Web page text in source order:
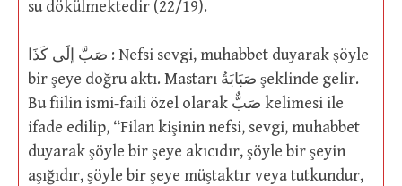
su dökülmektedir (22/19).
صَبَّ إلَى كَذَا : Nefsi sevgi, muhabbet duyarak şöyle
bir şeye doğru aktı. Mastarı صَبَابَةٌ şeklinde gelir.
Bu fiilin ismi-faili özel olarak صَبٌّ kelimesi ile
ifade edilip, “Filan kişinin nefsi, sevgi, muhabbet
duyarak şöyle bir şeye akıcıdır, şöyle bir şeyin
aşığıdır, şöyle bir şeye müştaktır veya tutkundur,